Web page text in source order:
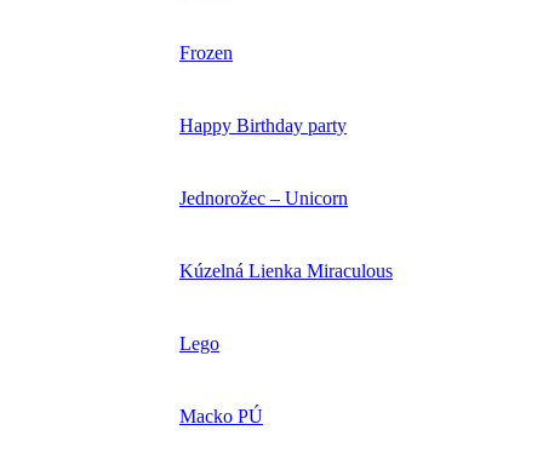
Frozen
Happy Birthday party
Jednorožec – Unicorn
Kúzelná Lienka Miraculous
Lego
Macko PÚ